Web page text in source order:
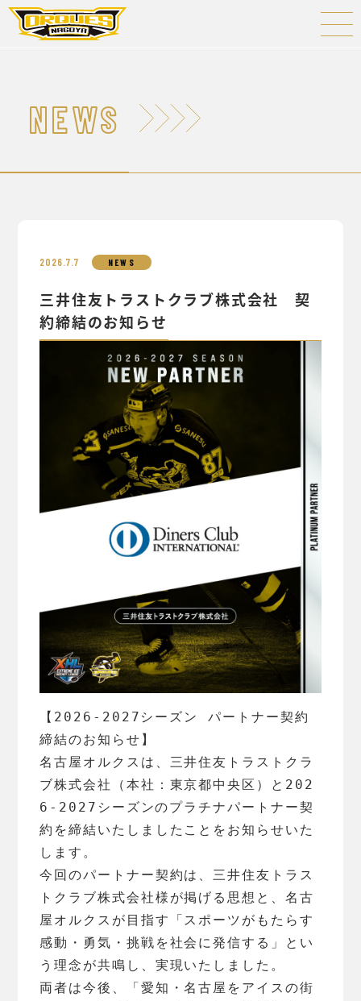
NEWS
2026.7.7 NEWS
三井住友トラストクラブ株式会社 契
約締結のお知らせ
【2026-2027シーズン パートナー契約
締結のお知らせ】
名古屋オルクスは、三井住友トラストクラ
ブ株式会社（本社：東京都中央区）と202
6-2027シーズンのプラチナパートナー契
約を締結いたしましたことをお知らせいた
します。
今回のパートナー契約は、三井住友トラス
トクラブ株式会社様が掲げる思想と、名古
屋オルクスが目指す「スポーツがもたらす
感動・勇気・挑戦を社会に発信する」とい
う理念が共鳴し、実現いたしました。
両者は今後、「愛知・名古屋をアイスの街